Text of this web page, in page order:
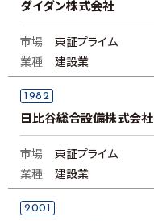
ダイダン株式会社
市場
東証プライム
業種
建設業
1982
日比谷総合設備株式会社
市場
東証プライム
業種
建設業
2001